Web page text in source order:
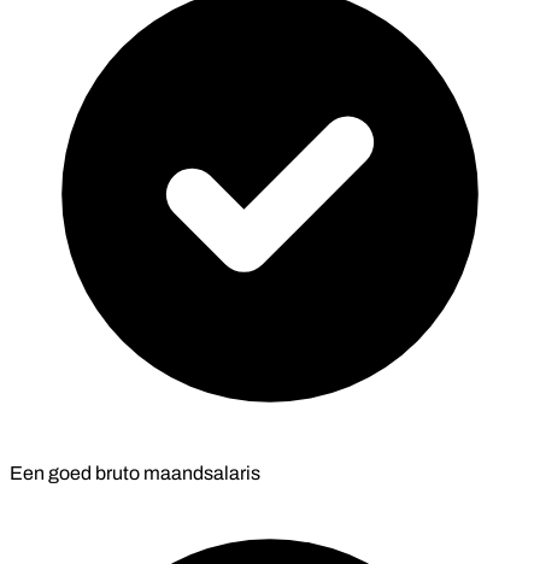
Een goed bruto maandsalaris